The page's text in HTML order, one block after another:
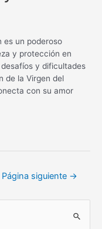
es un poderoso
y protección en
y dificultades
de la Virgen del
con su amor
Página siguiente →